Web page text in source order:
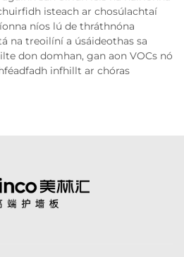
isteach ar chosúlachtaí
níos lú de thráthnóna
na treoilíní a úsáideothas sa
don domhan, gan aon VOCs nó
infhillt ar chóras